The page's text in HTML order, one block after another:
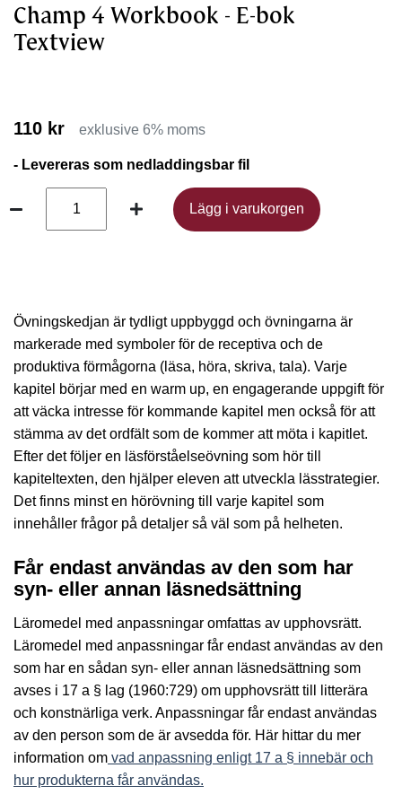
Champ 4 Workbook - E-bok
Textview
110 kr exklusive 6% moms
- Levereras som nedladdingsbar fil
Lägg i varukorgen
Lägg i varukorgen
Övningskedjan är tydligt uppbyggd och övningarna är
markerade med symboler för de receptiva och de
produktiva förmågorna (läsa, höra, skriva, tala). Varje
kapitel börjar med en warm up, en engagerande uppgift för
att väcka intresse för kommande kapitel men också för att
stämma av det ordfält som de kommer att möta i kapitlet.
Efter det följer en läsförståelseövning som hör till
kapiteltexten, den hjälper eleven att utveckla lässtrategier.
Det finns minst en hörövning till varje kapitel som
innehåller frågor på detaljer så väl som på helheten.
Får endast användas av den som har
syn- eller annan läsnedsättning
Läromedel med anpassningar omfattas av upphovsrätt.
Läromedel med anpassningar får endast användas av den
som har en sådan syn- eller annan läsnedsättning som
avses i 17 a § lag (1960:729) om upphovsrätt till litterära
och konstnärliga verk. Anpassningar får endast användas
av den person som de är avsedda för. Här hittar du mer
information om vad anpassning enligt 17 a § innebär och
hur produkterna får användas.